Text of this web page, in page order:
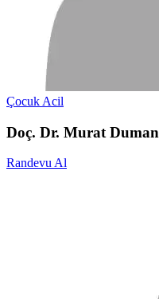
Çocuk Acil
Doç. Dr. Murat Duman
Randevu Al